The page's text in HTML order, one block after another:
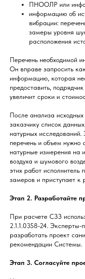
ПНООЛР или
информацию об
вибрации:
замеры уровня
расположения
Перечень необходимой
Он вправе запросить
информацию, которая
предоставить,
увеличит сроки и
После анализа
заказчику список
натурных исследований.
перечень и объем нужно
натурные измерения на
воздуха и шумового
этих работ исполнитель
замеров и приступает к
Этап 2. Разработайте
При расчете СЗЗ
2.1.1.0358-24.
разработать проект
рекомендации Системы.
Этап 3. Согласуйте